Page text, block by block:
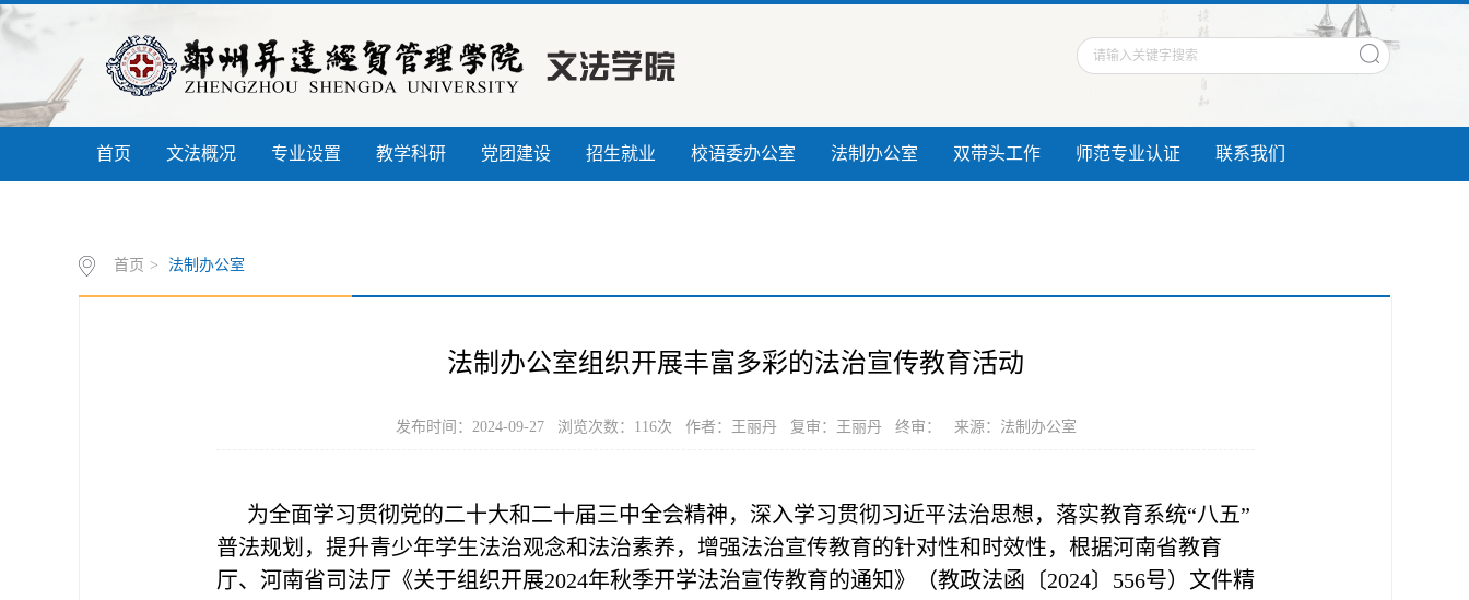
首页 文法概况 专业设置 教学科研 党团建设 招生就业 校语委办公室 法制办公室 双带头工作 师范专业认证 联系我们
首页 > 法制办公室
法制办公室组织开展丰富多彩的法治宣传教育活动
发布时间：2024-09-27 浏览次数： 116次 作者：王丽丹 复审：王丽丹 终审： 来源：法制办公室
为全面学习贯彻党的二十大和二十届三中全会精神，深入学习贯彻习近平法治思想，落实教育系统“八五”
普法规划，提升青少年学生法治观念和法治素养，增强法治宣传教育的针对性和时效性，根据河南省教育
厅、河南省司法厅《关于组织开展2024年秋季开学法治宣传教育的通知》（教政法函〔2024〕556号）文件精